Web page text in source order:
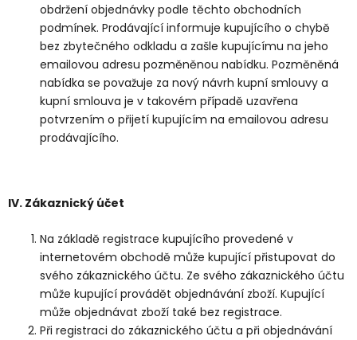
obdržení objednávky podle těchto obchodních
podmínek. Prodávající informuje kupujícího o chybě
bez zbytečného odkladu a zašle kupujícímu na jeho
emailovou adresu pozměněnou nabídku. Pozměněná
nabídka se považuje za nový návrh kupní smlouvy a
kupní smlouva je v takovém případě uzavřena
potvrzením o přijetí kupujícím na emailovou adresu
prodávajícího.
IV. Zákaznický účet
Na základě registrace kupujícího provedené v
internetovém obchodě může kupující přistupovat do
svého zákaznického účtu. Ze svého zákaznického účtu
může kupující provádět objednávání zboží. Kupující
může objednávat zboží také bez registrace.
Při registraci do zákaznického účtu a při objednávání